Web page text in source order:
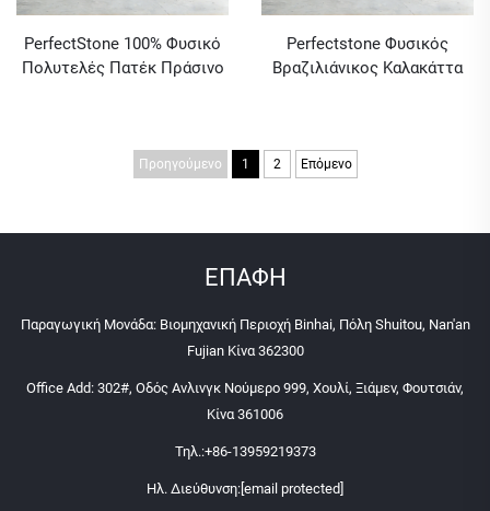
PerfectStone 100% Φυσικό
Πολυτελές Πατέκ Πράσινο
Perfectstone Φυσικός
Βραζιλιάνικος Καλακάττα
Προηγούμενο 1 2 Επόμενο
ΕΠΑΦΗ
Παραγωγική Μονάδα: Βιομηχανική Περιοχή Binhai, Πόλη Shuitou, Nan'an
Fujian Κίνα 362300
Office Add: 302#, Οδός Ανλινγκ Νούμερο 999, Χουλί, Ξιάμεν, Φουτσιάν,
Κίνα 361006
Τηλ.:+86-13959219373
Ηλ. Διεύθυνση: [email protected]